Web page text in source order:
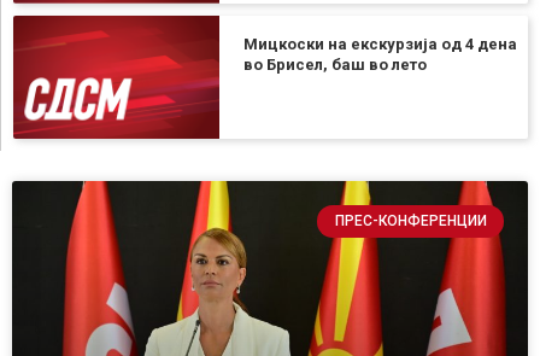
Мицкоски на екскурзија од 4 дена
во Брисел, баш во лето
ПРЕС-КОНФЕРЕНЦИИ